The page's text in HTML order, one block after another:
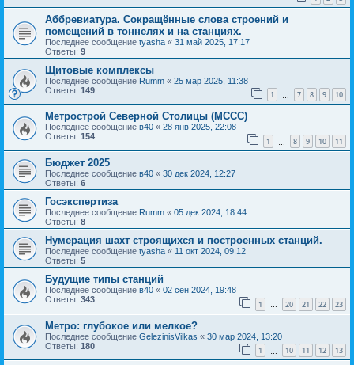
Аббревиатура. Сокращённые слова строений и
помещений в тоннелях и на станциях.
Последнее сообщение tyasha « 31 май 2025, 17:17
Ответы: 9
Щитовые комплексы
Последнее сообщение Rumm « 25 мар 2025, 11:38
Ответы: 149 1 7 8 9 10
Метрострой Северной Столицы (МССС)
Последнее сообщение в40 « 28 янв 2025, 22:08
Ответы: 154 1 8 9 10 11
Бюджет 2025
Последнее сообщение в40 « 30 дек 2024, 12:27
Ответы: 6
Госэкспертиза
Последнее сообщение Rumm « 05 дек 2024, 18:44
Ответы: 8
Нумерация шахт строящихся и построенных станций.
Последнее сообщение tyasha « 11 окт 2024, 09:12
Ответы: 5
Будущие типы станций
Последнее сообщение в40 « 02 сен 2024, 19:48
Ответы: 343 1 … 20 21 22 23
Метро: глубокое или мелкое?
Последнее сообщение GelezinisVilkas « 30 мар 2024, 13:20
Ответы: 180 1 10 11 12 13